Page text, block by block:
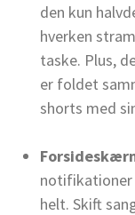
den kun
hverken
taske. Plus,
er foldet
shorts med
notifikationer
helt. Skift